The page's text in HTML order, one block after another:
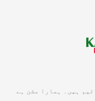
ہیں۔ ہمارا مشن ہے